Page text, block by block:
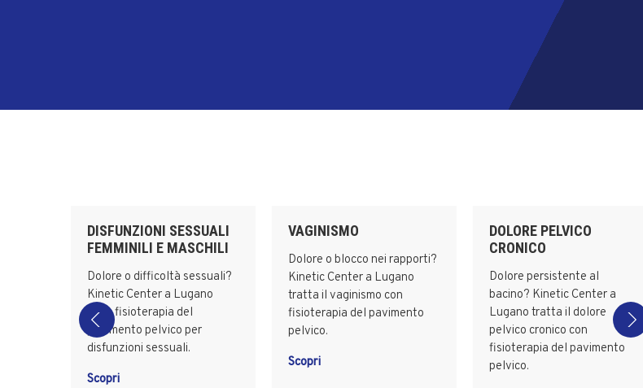
DISFUNZIONI SESSUALI
FEMMINILI E MASCHILI
Dolore o difficoltà sessuali?
Kinetic Center a Lugano
offre fisioterapia del
pavimento pelvico per
disfunzioni sessuali.
Scopri
VAGINISMO
Dolore o blocco nei rapporti?
Kinetic Center a Lugano
tratta il vaginismo con
fisioterapia del pavimento
pelvico.
Scopri
DOLORE PELVICO
CRONICO
Dolore persistente al
bacino? Kinetic Center a
Lugano tratta il dolore
pelvico cronico con
fisioterapia del pavimento
pelvico.